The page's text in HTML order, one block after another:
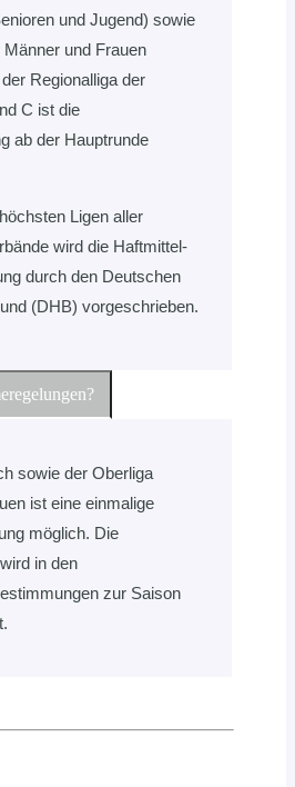
und Jugend) sowie
und Frauen
Regionalliga der
C ist die
ab der Hauptrunde
Ligen aller
wird die Haftmittel-
durch den Deutschen
(DHB) vorgeschrieben.
sowie der Oberliga
ist eine einmalige
möglich. Die
in den
zur Saison